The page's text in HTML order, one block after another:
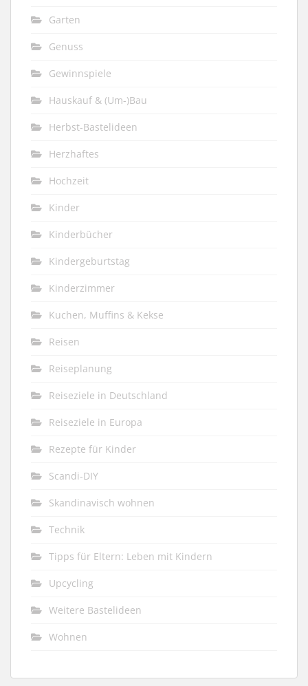
Garten
Genuss
Gewinnspiele
Hauskauf & (Um-)Bau
Herbst-Bastelideen
Herzhaftes
Hochzeit
Kinder
Kinderbücher
Kindergeburtstag
Kinderzimmer
Kuchen, Muffins & Kekse
Reisen
Reiseplanung
Reiseziele in Deutschland
Reiseziele in Europa
Rezepte für Kinder
Scandi-DIY
Skandinavisch wohnen
Technik
Tipps für Eltern: Leben mit Kindern
Upcycling
Weitere Bastelideen
Wohnen